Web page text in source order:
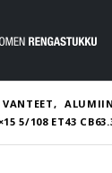
VANTEET,
5/108 ET43